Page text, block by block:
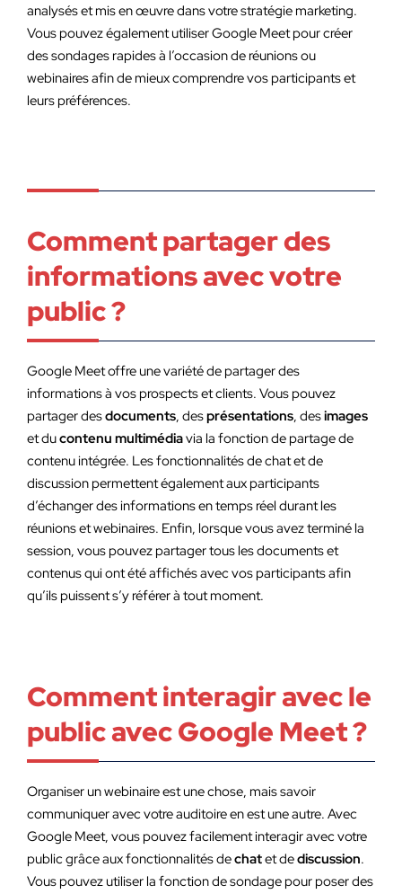
analysés et mis en œuvre dans votre stratégie marketing.
Vous pouvez également utiliser Google Meet pour créer
des sondages rapides à l’occasion de réunions ou
webinaires afin de mieux comprendre vos participants et
leurs préférences.
Comment partager des
informations avec votre
public ?
Google Meet offre une variété de partager des
informations à vos prospects et clients. Vous pouvez
partager desdocuments, desprésentations, desimages
et ducontenu multimédiavia la fonction de partage de
contenu intégrée. Les fonctionnalités de chat et de
discussion permettent également aux participants
d’échanger des informations en temps réel durant les
réunions et webinaires. Enfin, lorsque vous avez terminé la
session, vous pouvez partager tous les documents et
contenus qui ont été affichés avec vos participants afin
qu’ils puissent s’y référer à tout moment.
Comment interagir avec le
public avec Google Meet ?
Organiser un webinaire est une chose, mais savoir
communiquer avec votre auditoire en est une autre. Avec
Google Meet, vous pouvez facilement interagir avec votre
public grâce aux fonctionnalités dechatet dediscussion.
Vous pouvez utiliser la fonction de sondage pour poser des